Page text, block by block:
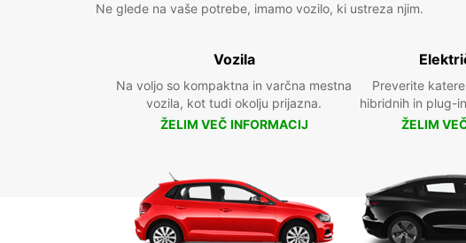
Ne glede na vaše potrebe, imamo vozilo, ki ustreza njim.
Vozila
Na voljo so kompaktna in varčna mestna
vozila, kot tudi okolju prijazna.
ŽELIM VEČ INFORMACIJ
Preverite
hibridnih in plug-
ŽELIM